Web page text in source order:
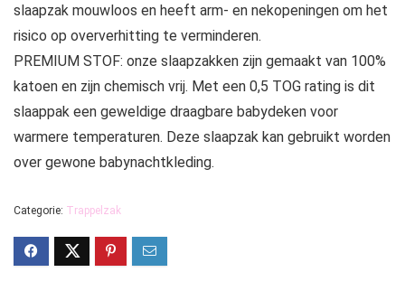
slaapzak mouwloos en heeft arm- en nekopeningen om het
risico op oververhitting te verminderen.
PREMIUM STOF: onze slaapzakken zijn gemaakt van 100%
katoen en zijn chemisch vrij. Met een 0,5 TOG rating is dit
slaappak een geweldige draagbare babydeken voor
warmere temperaturen. Deze slaapzak kan gebruikt worden
over gewone babynachtkleding.
Categorie: Trappelzak